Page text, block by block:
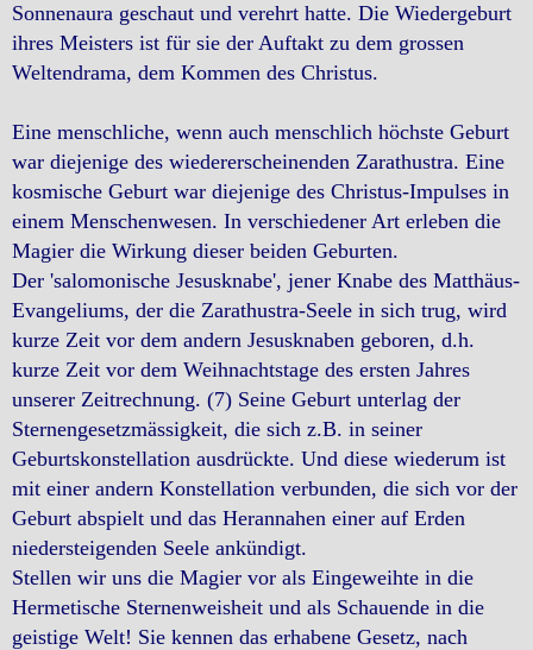
Sonnenaura geschaut und verehrt hatte. Die Wiedergeburt
ihres Meisters ist für sie der Auftakt zu dem grossen
Weltendrama, dem Kommen des Christus.
Eine menschliche, wenn auch menschlich höchste Geburt
war diejenige des wiedererscheinenden Zarathustra. Eine
kosmische Geburt war diejenige des Christus-Impulses in
einem Menschenwesen. In verschiedener Art erleben die
Magier die Wirkung dieser beiden Geburten.
Der 'salomonische Jesusknabe', jener Knabe des Matthäus-
Evangeliums, der die Zarathustra-Seele in sich trug, wird
kurze Zeit vor dem andern Jesusknaben geboren, d.h.
kurze Zeit vor dem Weihnachtstage des ersten Jahres
unserer Zeitrechnung. (7) Seine Geburt unterlag der
Sternengesetzmässigkeit, die sich z.B. in seiner
Geburtskonstellation ausdrückte. Und diese wiederum ist
mit einer andern Konstellation verbunden, die sich vor der
Geburt abspielt und das Herannahen einer auf Erden
niedersteigenden Seele ankündigt.
Stellen wir uns die Magier vor als Eingeweihte in die
Hermetische Sternenweisheit und als Schauende in die
geistige Welt! Sie kennen das erhabene Gesetz, nach